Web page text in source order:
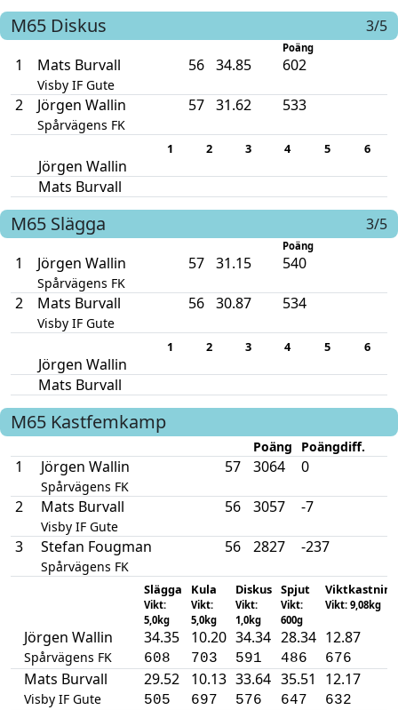
M65 Diskus 3/5
Poäng
1 Mats Burvall
Visby IF Gute
56 34.85 602
2 Jörgen Wallin
Spårvägens FK
57 31.62 533
1 2 3 4 5 6
Jörgen Wallin
Mats Burvall
M65 Slägga 3/5
Poäng
1 Jörgen Wallin
Spårvägens FK
57 31.15 540
2 Mats Burvall
Visby IF Gute
56 30.87 534
1 2 3 4 5 6
Jörgen Wallin
Mats Burvall
M65 Kastfemkamp
Poäng Poängdiff.
1 Jörgen Wallin
Spårvägens FK
57 3064 0
2 Mats Burvall
Visby IF Gute
56 3057 -7
3 Stefan Fougman
Spårvägens FK
56 2827 -237
Slägga
Vikt:
5,0kg
Kula
Vikt:
5,0kg
Diskus
Vikt:
1,0kg
Spjut
Vikt:
600g
Viktkastning
Vikt: 9,08kg
Jörgen Wallin
Spårvägens FK
34.35
608
10.20
703
34.34
591
28.34
486
12.87
676
Mats Burvall
Visby IF Gute
29.52
505
10.13
697
33.64
576
35.51
647
12.17
632